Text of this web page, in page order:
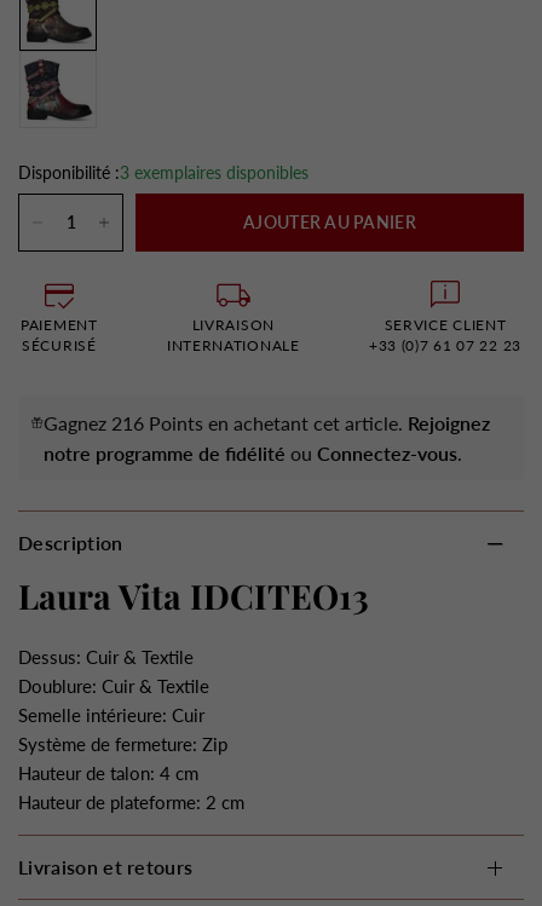
Disponibilité :3 exemplaires disponibles
AJOUTER AU PANIER
PAIEMENT
SÉCURISÉ
LIVRAISON
INTERNATIONALE
SERVICE CLIENT
+33 (0)7 61 07 22 23
Gagnez 216 Points en achetant cet article. Rejoignez
notre programme de fidélité ou Connectez-vous.
Description
Laura Vita IDCITEO13
Dessus: Cuir & Textile
Doublure: Cuir & Textile
Semelle intérieure: Cuir
Système de fermeture: Zip
Hauteur de talon: 4 cm
Hauteur de plateforme: 2 cm
Livraison et retours